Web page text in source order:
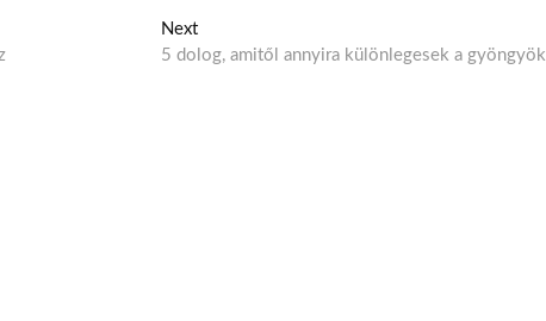
Next
e
5 dolog, amitől annyira különlegesek a gyöngyök